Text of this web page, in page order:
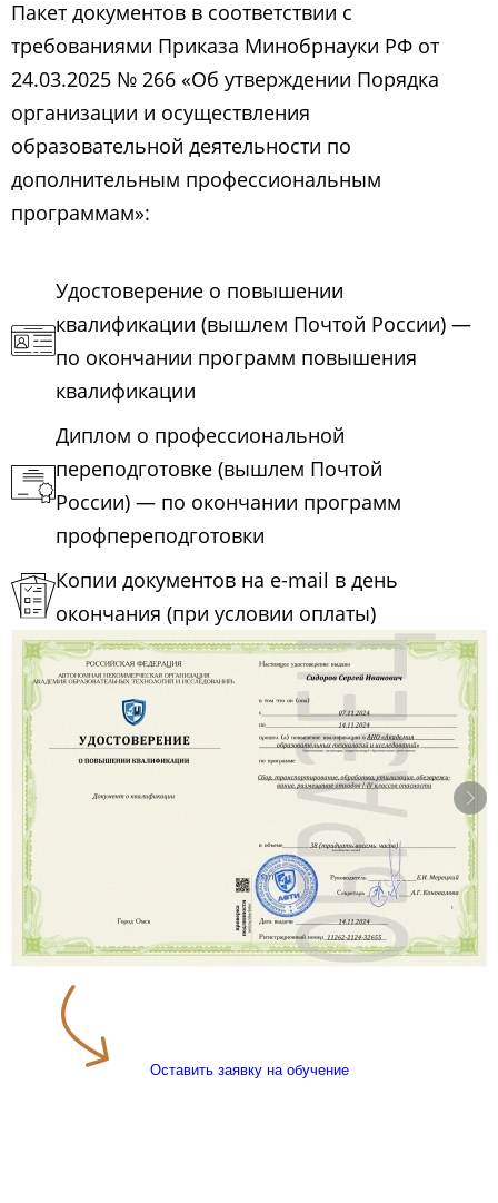
Пакет документов в соответствии с
требованиями Приказа Минобрнауки РФ от
24.03.2025 № 266 «Об утверждении Порядка
организации и осуществления
образовательной деятельности по
дополнительным профессиональным
программам»:
Удостоверение о повышении
квалификации (вышлем Почтой России) —
по окончании программ повышения
квалификации
Диплом о профессиональной
переподготовке (вышлем Почтой
России) — по окончании программ
профпереподготовки
Копии документов на e-mail в день
окончания (при условии оплаты)
Оставить заявку на обучение